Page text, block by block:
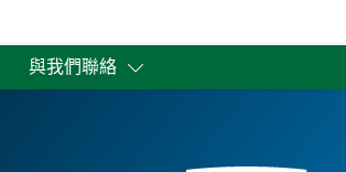
與我們聯絡